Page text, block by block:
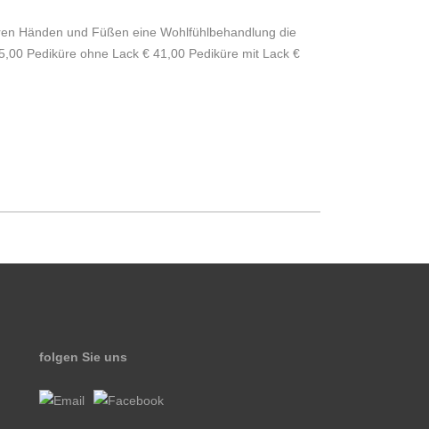
Händen und Füßen eine Wohlfühlbehandlung die
Pediküre ohne Lack € 41,00 Pediküre mit Lack €
folgen Sie uns